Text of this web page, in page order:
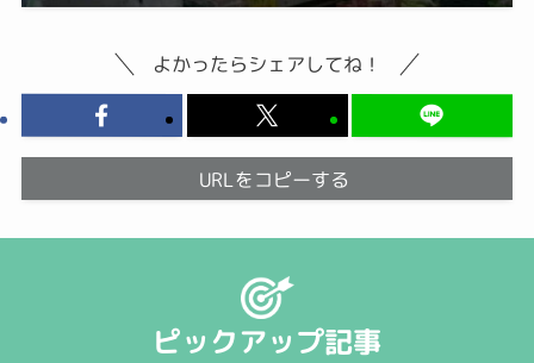
よかったらシェアしてね！
URLをコピーする
ピックアップ記事